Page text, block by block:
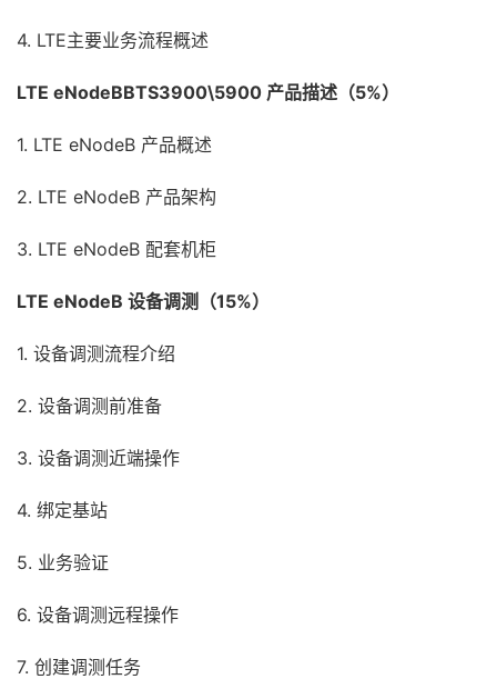
4. LTE主要业务流程概述
LTE eNodeBBTS3900\5900 产品描述（5%）
1. LTE eNodeB 产品概述
2. LTE eNodeB 产品架构
3. LTE eNodeB 配套机柜
LTE eNodeB 设备调测（15%）
1. 设备调测流程介绍
2. 设备调测前准备
3. 设备调测近端操作
4. 绑定基站
5. 业务验证
6. 设备调测远程操作
7. 创建调测任务